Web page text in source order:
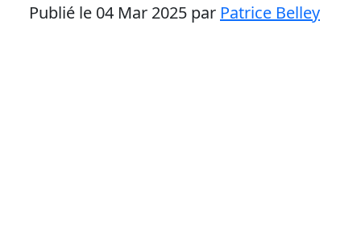
Publié le 04 Mar 2025 par Patrice Belley